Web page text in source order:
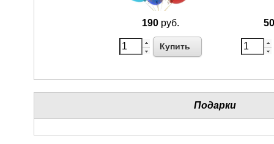
190 руб.
Купить
Подарки